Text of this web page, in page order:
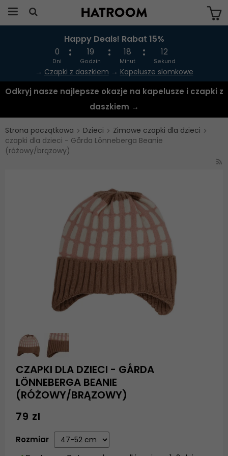
Produkten har blivit tillagd i varukorgen
Happy Deals! Rabat 15%
0
Dni
19
Godzin
18
Minut
12
Sekund
→ Czapki z daszkiem → Kapelusze slomkowe
Odkryj nasze najlepsze okazje na kapelusze i czapki z
daszkiem →
Strona początkowa Dzieci
Zimowe czapki dla dzieci
czapki dla dzieci - Gårda Lönneberga Beanie
(różowy/brązowy)
CZAPKI DLA DZIECI - GÅRDA
LÖNNEBERGA BEANIE
(RÓŻOWY/BRĄZOWY)
79 zl
Rozmiar